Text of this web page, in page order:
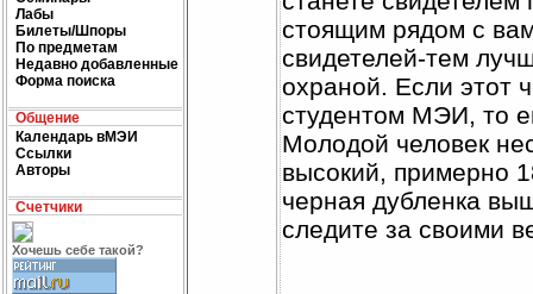
Лабы
Билеты/Шпоры
По предметам
Недавно добавленные
Форма поиска
Общение
Календарь вМЭИ
Ссылки
Авторы
Счетчики
Хочешь себе такой?
стоящим рядом с
свидетелей-тем
охраной. Если этот
студентом МЭИ, то
Молодой человек
высокий, примерно
черная дубленка
следите за своими